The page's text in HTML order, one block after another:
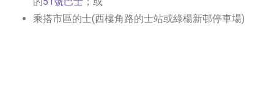
乘搭市區的士(西樓角路的士站或綠楊新邨停車場)